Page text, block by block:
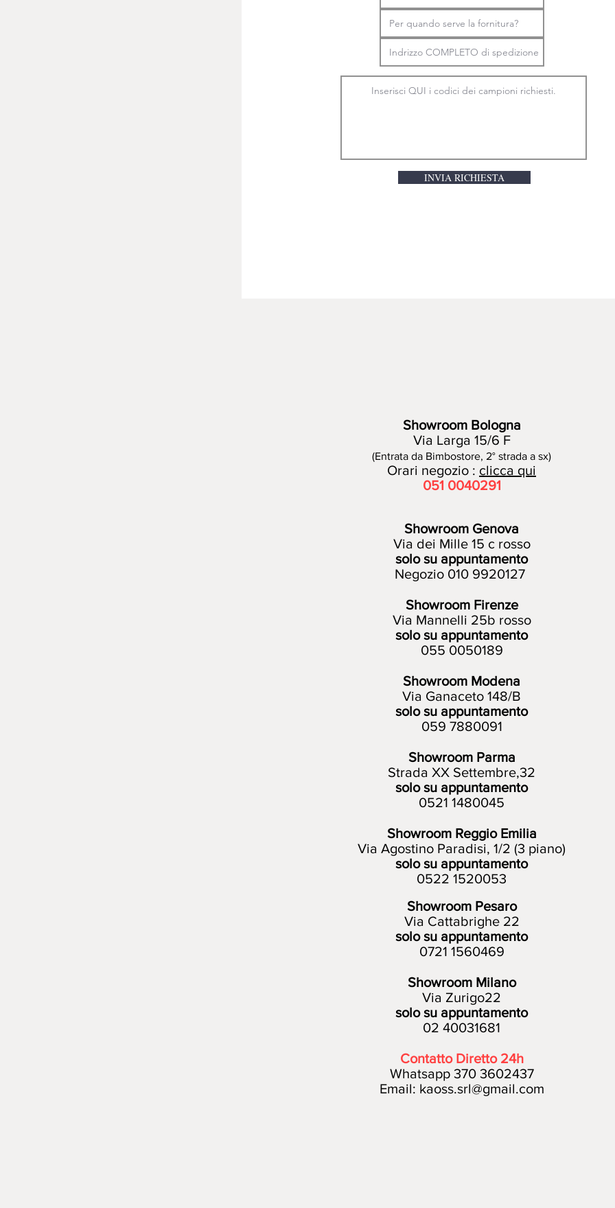
INVIA RICHIESTA
Showroom Bologna
Via Larga 15/6 F
(Entrata da Bimbostore, 2° strada a sx)
Orari negozio : clicca qui
051 0040291
Showroom Genova
Via dei Mille 15 c rosso
solo su appuntamento
Negozio 010 9920127
Showroom Firenze
Via Mannelli 25b rosso
solo su appuntamento
055 0050189
Showroom Modena
Via Ganaceto 148/B
solo su appuntamento
059 7880091
Showroom Parma
Strada XX Settembre,32
solo su appuntamento
0521 1480045
Showroom Reggio Emilia
Via Agostino Paradisi, 1/2 (3 piano)
solo su appuntamento
0522 1520053
Showroom Pesaro
Via Cattabrighe 22
solo su appuntamento
0721 1560469
Showroom Milano
Via Zurigo22
solo su appuntamento
02 40031681
Contatto Diretto 24h
Whatsapp 370 3602437
Email: kaoss.srl@gmail.com